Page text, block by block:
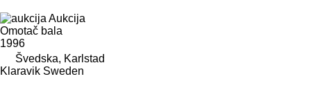
Aukcija
Omotač bala
1996
Švedska, Karlstad
Klaravik Sweden